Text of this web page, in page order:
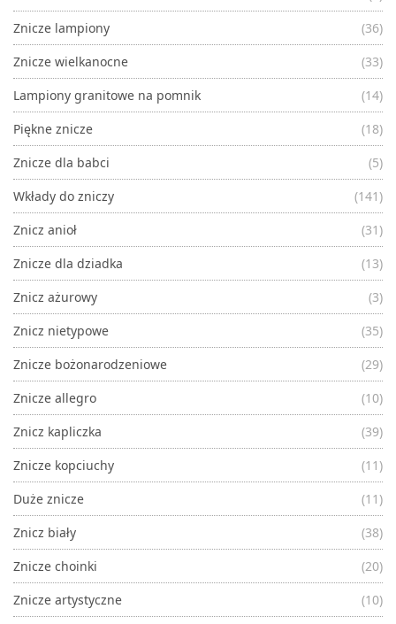
Znicze lampiony
(36)
Znicze wielkanocne
(33)
Lampiony granitowe na pomnik
(14)
Piękne znicze
(18)
Znicze dla babci
(5)
Wkłady do zniczy
(141)
Znicz anioł
(31)
Znicze dla dziadka
(13)
Znicz ażurowy
(3)
Znicz nietypowe
(35)
Znicze bożonarodzeniowe
(29)
Znicze allegro
(10)
Znicz kapliczka
(39)
Znicze kopciuchy
(11)
Duże znicze
(11)
Znicz biały
(38)
Znicze choinki
(20)
Znicze artystyczne
(10)